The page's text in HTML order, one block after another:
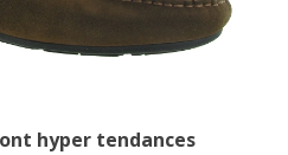
hyper tendances